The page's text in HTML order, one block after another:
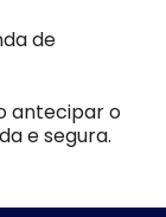
de
antecipar o
e segura.